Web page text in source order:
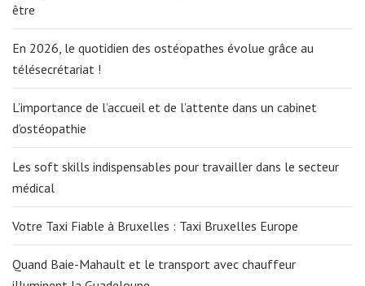
être
En 2026, le quotidien des ostéopathes évolue grâce au
télésecrétariat !
L’importance de l’accueil et de l’attente dans un cabinet
d’ostéopathie
Les soft skills indispensables pour travailler dans le secteur
médical
Votre Taxi Fiable à Bruxelles : Taxi Bruxelles Europe
Quand Baie-Mahault et le transport avec chauffeur